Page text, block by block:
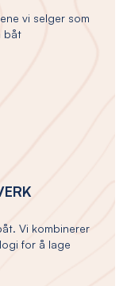
vi selger som
båt
Vi kombinerer
for å lage